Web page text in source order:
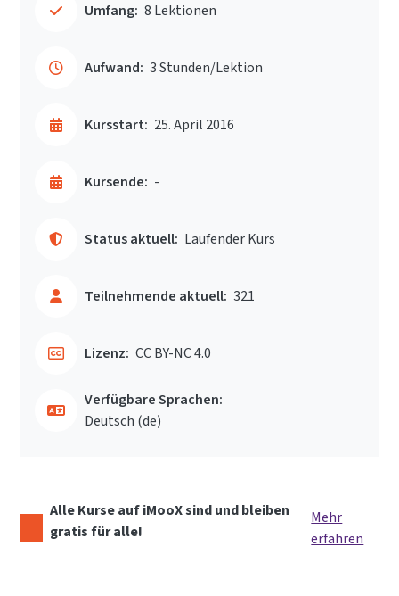
Umfang: 8 Lektionen
Aufwand: 3 Stunden/Lektion
Kursstart: 25. April 2016
Kursende: -
Status aktuell: Laufender Kurs
Teilnehmende aktuell: 321
Lizenz: CC BY-NC 4.0
Verfügbare Sprachen:
Deutsch ‎(de)‎
Alle Kurse auf iMooX sind und bleiben
gratis für alle!
Mehr
erfahren